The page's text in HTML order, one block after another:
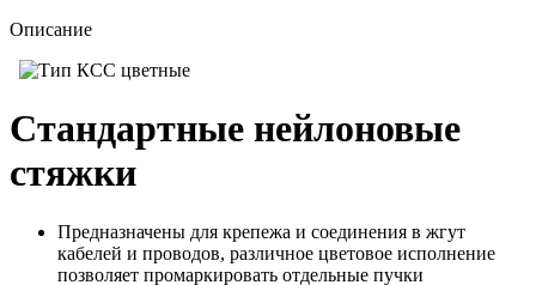
Описание
Стандартные нейлоновые
стяжки
Предназначены для крепежа и соединения в жгут
кабелей и проводов, различное цветовое исполнение
позволяет промаркировать отдельные пучки